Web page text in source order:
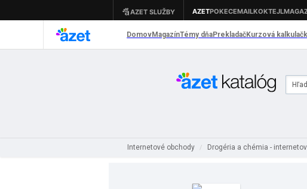
Internetové obchody / Drogéria a chémia -